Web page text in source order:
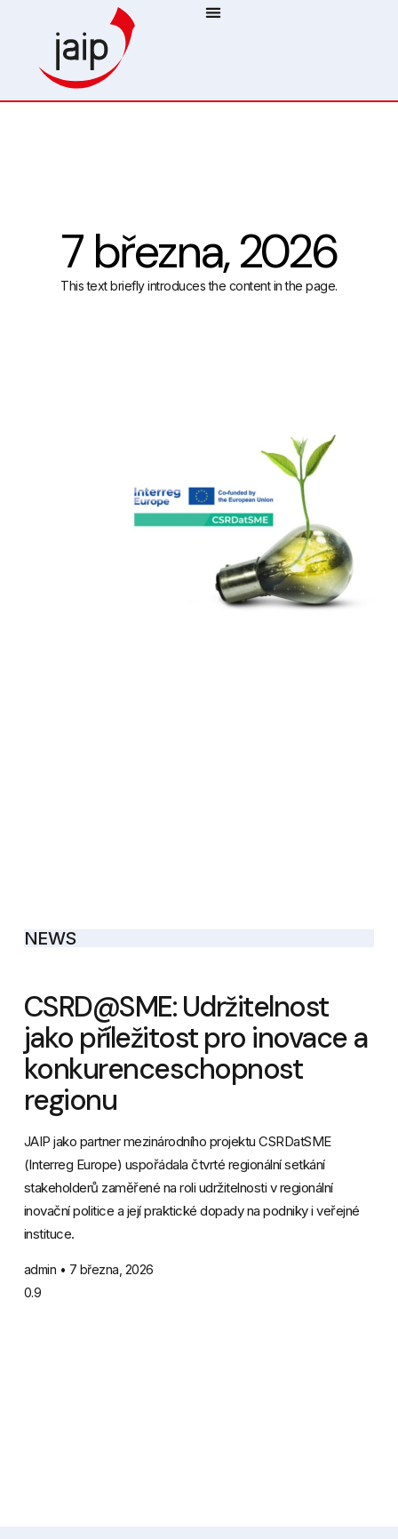
7 března, 2026
This text briefly introduces the content in the page.
NEWS
CSRD@SME: Udržitelnost
jako příležitost pro inovace a
konkurenceschopnost
regionu
JAIP jako partner mezinárodního projektu CSRDatSME
(Interreg Europe) uspořádala čtvrté regionální setkání
stakeholderů zaměřené na roli udržitelnosti v regionální
inovační politice a její praktické dopady na podniky i veřejné
instituce.
admin 7 března, 2026